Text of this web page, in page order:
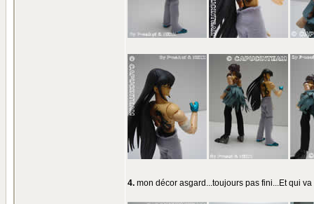
4. mon décor asgard...toujours pas fini...Et qui